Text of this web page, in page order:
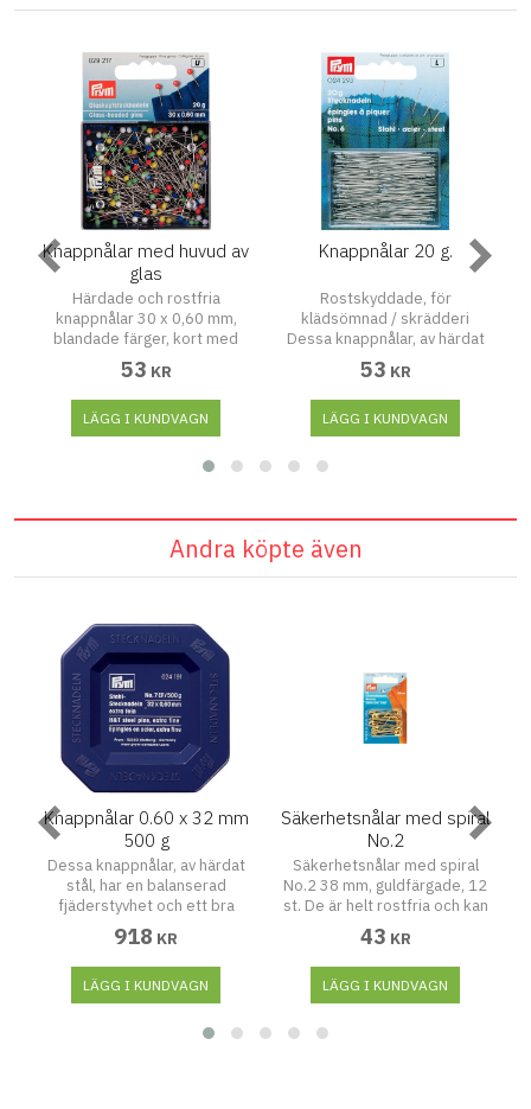
Knappnålar med huvud av
glas
Härdade och rostfria
knappnålar 30 x 0,60 mm,
blandade färger, kort med
plastlåda.
53 KR
LÄGG I KUNDVAGN
Knappnålar 20 g.
Rostskyddade, för
klädsömnad / skrädderi
Dessa knappnålar, av härdat
stål, har en balanserad
fjäderstyvhet och ett bra
rostskydd. Knappnålen har ett
greppvänligt huvud och
tränger lätt genom tyget utan
att skada fibrerna. Passar bra
53 KR
LÄGG I KUNDVAGN
Andra köpte även
Knappnålar 0.60 x 32 mm
500 g
Dessa knappnålar, av härdat
stål, har en balanserad
fjäderstyvhet och ett bra
rostskydd. Knappnålen har ett
greppvänligt huvud och
tränger lätt genom tyget utan
att skada fibrerna. Passar bra
till all typ av klädsömnad. Mått:
0.60 x 32 mm Vikt: 500 gram
918 KR
LÄGG I KUNDVAGN
Säkerhetsnålar med spiral
No.2
Säkerhetsnålar med spiral
No.2 38 mm, guldfärgade, 12
st. De är helt rostfria och kan
därför förbli i materialet
under en längre tid.
43 KR
LÄGG I KUNDVAGN